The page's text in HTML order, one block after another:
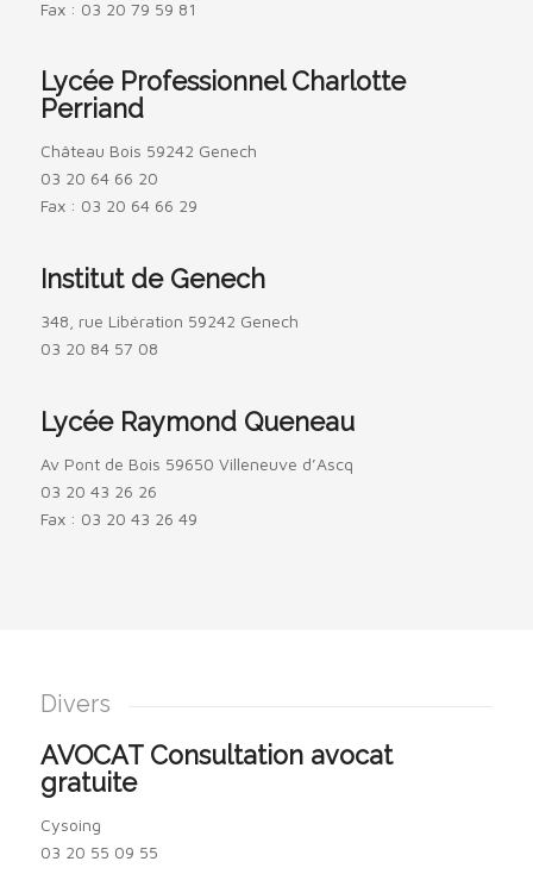
Fax : 03 20 79 59 81
Lycée Professionnel Charlotte
Perriand
Château Bois 59242 Genech
03 20 64 66 20
Fax : 03 20 64 66 29
Institut de Genech
348, rue Libération 59242 Genech
03 20 84 57 08
Lycée Raymond Queneau
Av Pont de Bois 59650 Villeneuve d’Ascq
03 20 43 26 26
Fax : 03 20 43 26 49
Divers
AVOCAT Consultation avocat
gratuite
Cysoing
03 20 55 09 55